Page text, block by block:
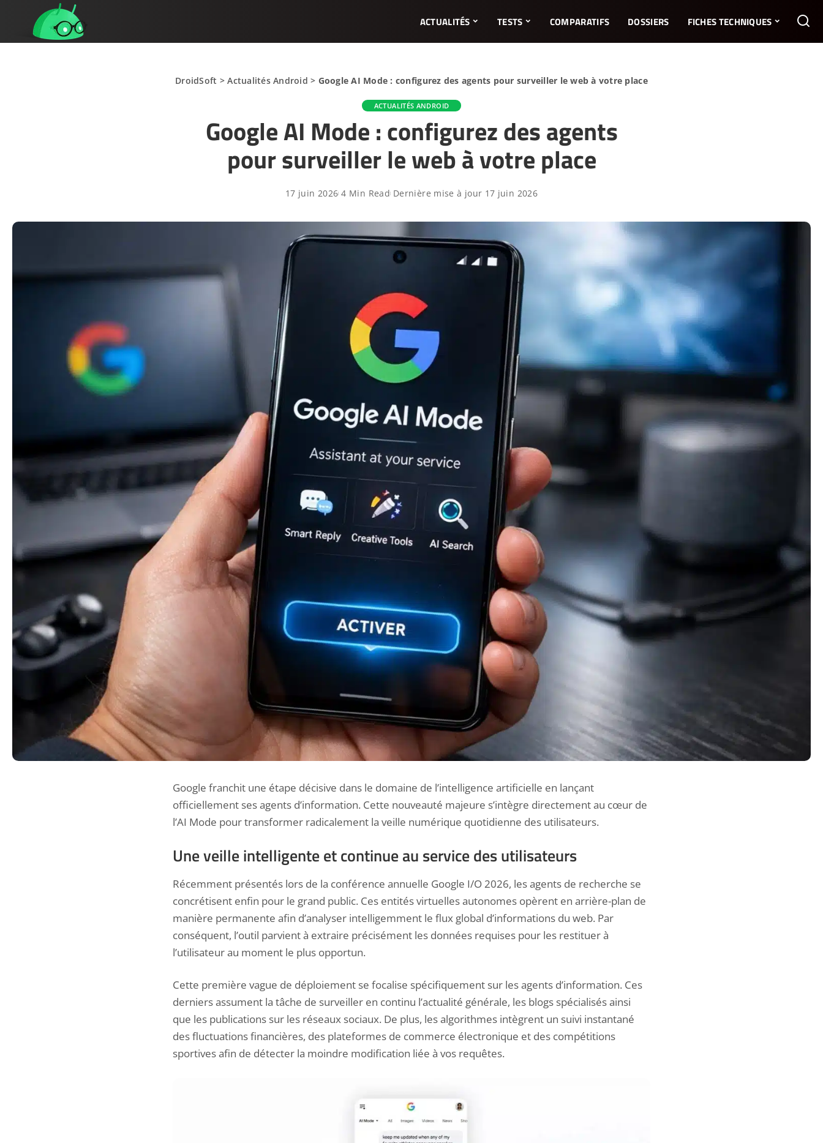
ACTUALITÉS TESTS COMPARATIFS DOSSIERS FICHES TECHNIQUES
DroidSoft >Actualités Android > Google AI Mode : configurez des agents pour surveiller le web à votre place
ACTUALITÉS ANDROID
Google AI Mode : configurez des agents
pour surveiller le web à votre place
17 juin 2026 4 Min Read Dernière mise à jour 17 juin 2026
Google franchit une étape décisive dans le domaine de l’intelligence artificielle en lançant
officiellement ses agents d’information. Cette nouveauté majeure s’intègre directement au cœur de
l’AI Mode pour transformer radicalement la veille numérique quotidienne des utilisateurs.
Une veille intelligente et continue au service des utilisateurs
Récemment présentés lors de la conférence annuelle Google I/O 2026, les agents de recherche se
concrétisent enfin pour le grand public. Ces entités virtuelles autonomes opèrent en arrière-plan de
manière permanente afin d’analyser intelligemment le flux global d’informations du web. Par
conséquent, l’outil parvient à extraire précisément les données requises pour les restituer à
l’utilisateur au moment le plus opportun.
Cette première vague de déploiement se focalise spécifiquement sur les agents d’information. Ces
derniers assument la tâche de surveiller en continu l’actualité générale, les blogs spécialisés ainsi
que les publications sur les réseaux sociaux. De plus, les algorithmes intègrent un suivi instantané
des fluctuations financières, des plateformes de commerce électronique et des compétitions
sportives afin de détecter la moindre modification liée à vos requêtes.